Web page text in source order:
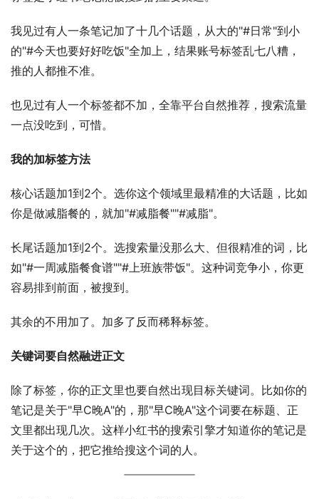
我见过有人一条笔记加了十几个话题，从大的"#日常"到小
的"#今天也要好好吃饭"全加上，结果账号标签乱七八糟，
推的人都推不准。
也见过有人一个标签都不加，全靠平台自然推荐，搜索流量
一点没吃到，可惜。
我的加标签方法
核心话题加1到2个。选你这个领域里最精准的大话题，比如
你是做减脂餐的，就加"#减脂餐""#减脂"。
长尾话题加1到2个。选搜索量没那么大、但很精准的词，比
如"#一周减脂餐食谱""#上班族带饭"。这种词竞争小，你更
容易排到前面，被搜到。
其余的不用加了。加多了反而稀释标签。
关键词要自然融进正文
除了标签，你的正文里也要自然出现目标关键词。比如你的
笔记是关于"早C晚A"的，那"早C晚A"这个词要在标题、正
文里都出现几次。这样小红书的搜索引擎才知道你的笔记是
关于这个的，把它推给搜这个词的人。